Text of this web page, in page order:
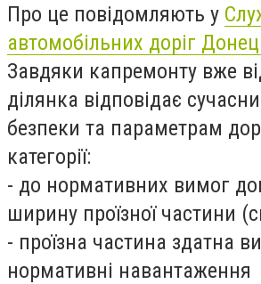
Про це повідомляють у
автомобільних доріг
Завдяки капремонту вже
ділянка відповідає
безпеки та параметрам
категорії:
- до нормативних вимог
ширину проїзної частини
- проїзна частина здатна
нормативні навантаження